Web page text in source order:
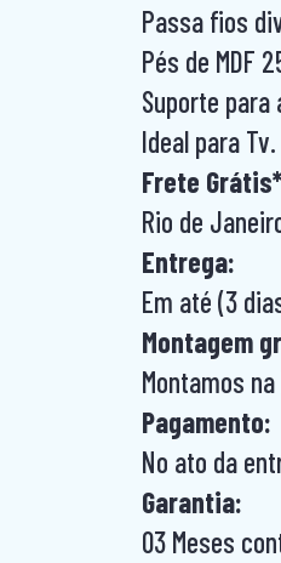
Passa fios
Pés de MDF
Suporte para
Ideal para
Frete
Rio de
Entrega:
Em até (3
Montagem
Montamos
Pagamento:
No ato da
Garantia:
03 Meses